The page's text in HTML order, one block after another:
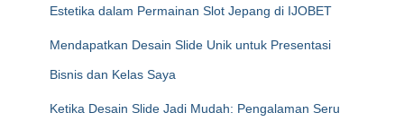
Estetika dalam Permainan Slot Jepang di IJOBET
Mendapatkan Desain Slide Unik untuk Presentasi
Bisnis dan Kelas Saya
Ketika Desain Slide Jadi Mudah: Pengalaman Seru